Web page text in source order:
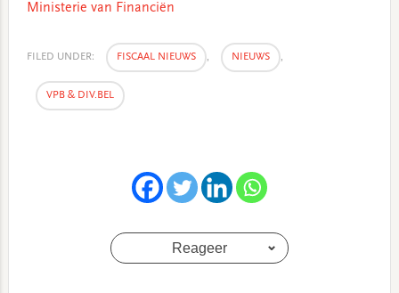
Ministerie van Financiën
FILED UNDER: FISCAAL NIEUWS , NIEUWS ,
VPB & DIV.BEL
Reageer